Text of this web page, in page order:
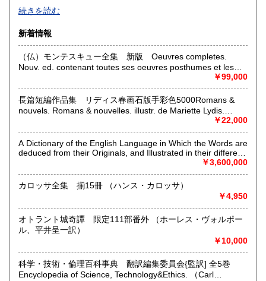
佐賀県
熊本県 180円 大分県 180円
宮崎県 180円 鹿児島県 180円
沖縄県 180円
コロナウィールス流行より、営業日が金〜日曜日になってお
りまして、ご不自由をお掛け致しております。
閉店中でも、平日は店内整理か、買取りに出張をいたしてお
りますので、御用の場合はどうぞお電話をお掛け下さいま
せ。対応させて頂きます。
Please call us when needed.
沿線名：JR, 地下鉄三田線・半蔵門線・新宿線
最寄駅：お茶の水、神保町
営業時間：営業日 金曜日〜日曜日 午前11〜午後6時、休
定休日：月・火・水・木曜日、(営業日 金・土・日・祭
日) お盆休み 8/7-8/14 年末年始休業12/31(日)～1/4(火)
-
取り扱い分野
哲学宗教、国語国文、外国文学、趣味、外国書
《日本書》 全集、文学初版本、詩集、歌集． 《洋書》
16世紀から21世紀までの仏独語文学哲学、古代ギリシャ・ラ
テン語文学哲学、初版本、挿絵本、芸術装丁本、製本関係、
本の本・書誌学、シャンソン、パリ関係の在庫。 直
続きを読む
新着情報
（仏）モンテスキュー全集 新版 Oeuvres completes.
Nouv. ed. contenant toutes ses oeuvres posthumes et les
￥99,000
長篇短編作品集 リディス春画石版手彩色5000Romans &
nouvels. Romans & nouvelles. illustr. de Mariette Lydis.
￥22,000
A Dictionary of the English Language in Which the Words are
deduced from their Originals, and Illustrated in their different
signifcations by Examples from the bet Writers. To Which are
Grammar. 英語辞典 初版 著者訂正加筆手沢本
（JOHNSON,S. サミエル・ジョンソン）
￥3,600,000
カロッサ全集 揃15冊 （ハンス・カロッサ）
￥4,950
オトラント城奇譚 限定111部番外 （ホーレス・ヴォルポー
ル、平井呈一訳）
￥10,000
科学・技術・倫理百科事典 翻訳編集委員会{監訳] 全5巻
Encyclopedia of Science, Technology&Ethics. （Carl